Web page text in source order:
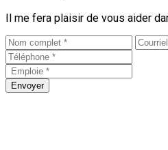
Il me fera plaisir de vous aider
Envoyer